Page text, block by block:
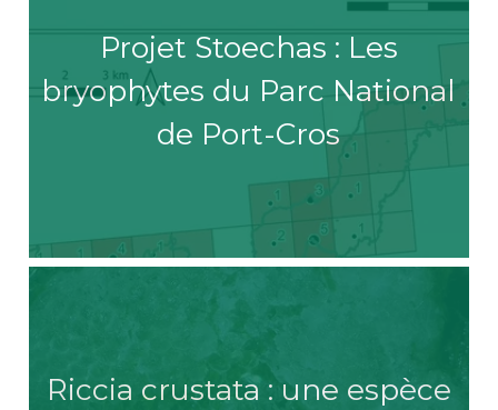
Projet Stoechas : Les
bryophytes du Parc National
de Port-Cros
Riccia crustata : une espèce